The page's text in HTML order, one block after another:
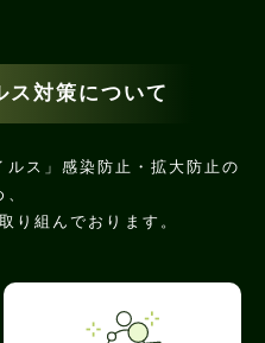
ス対策について
ス」感染防止・拡大防止の
り組んでおります。